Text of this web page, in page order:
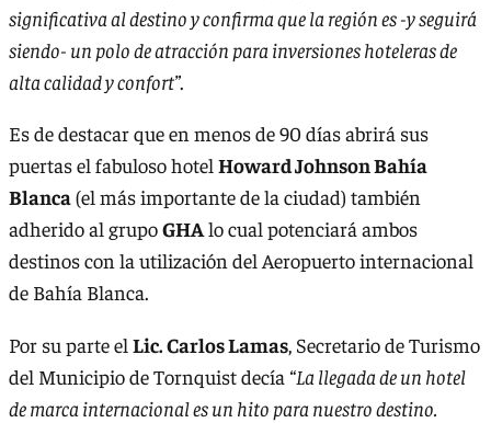
significativa al destino y confirma que la región es -y seguirá
siendo- un polo de atracción para inversiones hoteleras de
alta calidad y confort”.
Es de destacar que en menos de 90 días abrirá sus
puertas el fabuloso hotel Howard Johnson Bahía
Blanca(el más importante de la ciudad) también
adherido al grupoGHAlo cual potenciará ambos
destinos con la utilización del Aeropuerto internacional
de Bahía Blanca.
Por su parte el Lic. Carlos Lamas , Secretario de Turismo
del Municipio de Tornquist decía “La llegada de un hotel
de marca internacional es un hito para nuestro destino.